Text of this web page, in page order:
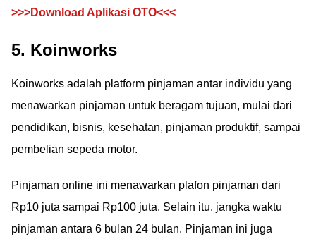
>>>Download Aplikasi OTO<<<
5. Koinworks
Koinworks adalah platform pinjaman antar individu yang
menawarkan pinjaman untuk beragam tujuan, mulai dari
pendidikan, bisnis, kesehatan, pinjaman produktif, sampai
pembelian sepeda motor.
Pinjaman online ini menawarkan plafon pinjaman dari
Rp10 juta sampai Rp100 juta. Selain itu, jangka waktu
pinjaman antara 6 bulan 24 bulan. Pinjaman ini juga